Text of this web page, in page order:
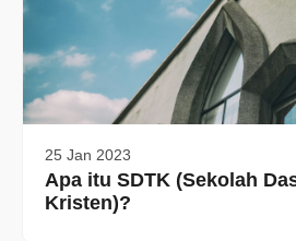
25 Jan 2023
Apa itu SDTK (Sekolah
Kristen)?